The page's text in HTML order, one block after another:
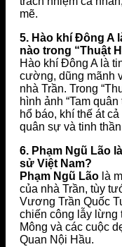
mẽ.
5. Hào khí Đông A
nào trong “Thuật
Hào khí Đông A là
cường, dũng mãnh
nhà Trần. Trong
hình ảnh “Tam
hổ báo, khí thế át
quân sự và tinh
6. Phạm Ngũ Lão
sử Việt Nam?
Phạm Ngũ Lão là
của nhà Trần, tùy
Vương Trần Quốc
chiến công lẫy lừng
Mông và các cuộc
Quan Nội Hầu.